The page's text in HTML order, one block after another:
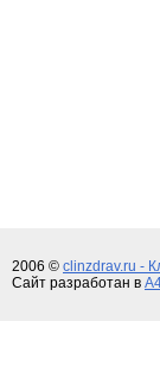
2006 © clinzdrav.ru -
Сайт разработан в